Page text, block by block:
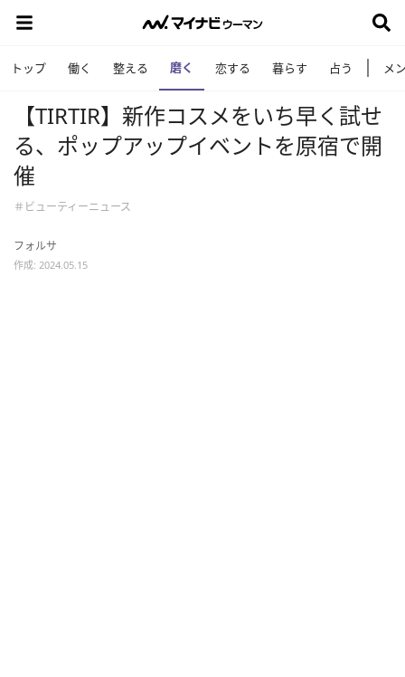
トップ 働く 整える 磨く 恋する 暮らす 占う メ
【TIRTIR】新作コスメをいち早く試せ
る、ポップアップイベントを原宿で開
催
＃ビューティーニュース
フォルサ
作成: 2024.05.15